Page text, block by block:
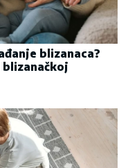
blizanaca?